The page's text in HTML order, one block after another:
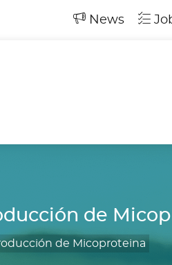
News
de
de Micoproteina